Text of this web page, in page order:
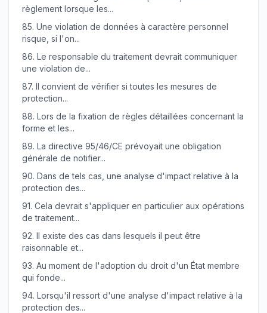
règlement lorsque les...
85. Une violation de données à caractère personnel
risque, si l'on...
86. Le responsable du traitement devrait communiquer
une violation de...
87. Il convient de vérifier si toutes les mesures de
protection...
88. Lors de la fixation de règles détaillées concernant la
forme et les...
89. La directive 95/46/CE prévoyait une obligation
générale de notifier...
90. Dans de tels cas, une analyse d'impact relative à la
protection des...
91. Cela devrait s'appliquer en particulier aux opérations
de traitement...
92. Il existe des cas dans lesquels il peut être
raisonnable et...
93. Au moment de l'adoption du droit d'un État membre
qui fonde...
94. Lorsqu'il ressort d'une analyse d'impact relative à la
protection des...